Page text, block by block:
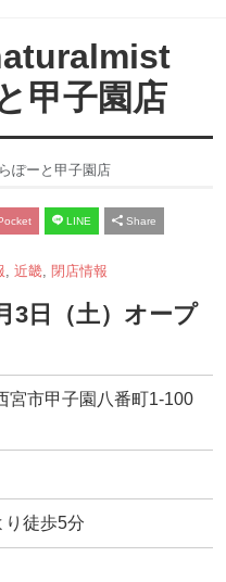
甲子園店
ぽーと甲子園店
LINE Share
近畿, 閉店情報
3日（土）オープ
宮市甲子園八番町1-100
り徒歩5分